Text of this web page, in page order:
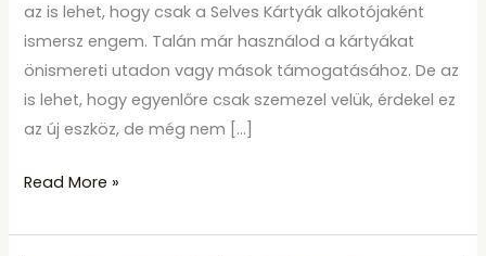
az is lehet, hogy csak a Selves Kártyák alkotójaként
ismersz engem. Talán már használod a kártyákat
önismereti utadon vagy mások támogatásához. De az
is lehet, hogy egyenlőre csak szemezel velük, érdekel ez
az új eszköz, de még nem […]
Read More »